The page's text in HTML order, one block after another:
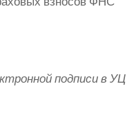
подписи в УЦ